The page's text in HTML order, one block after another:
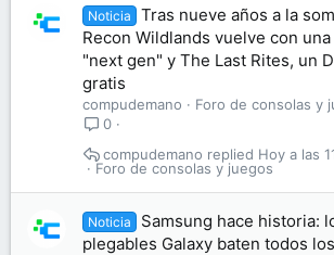
Noticia
Tras nueve años a la
Recon Wildlands vuelve con
"next gen" y The Last Rites, un
gratis
compudemano
Foro de consolas y
0
Foro de consolas y juegos
Hoy a las
compudemano
Noticia
Samsung hace historia:
plegables Galaxy baten todos